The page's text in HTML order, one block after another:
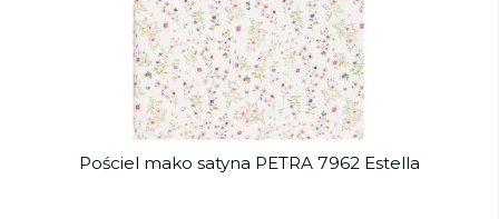
Pościel mako satyna PETRA 7962 Estella